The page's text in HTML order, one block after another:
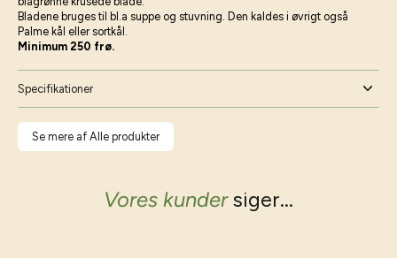
Bladene bruges til bl.a suppe og stuvning. Den kaldes i øvrigt også
Palme kål eller sortkål.
Minimum 250 frø.
Specifikationer
Se mere af Alle produkter
Vores kundersiger...